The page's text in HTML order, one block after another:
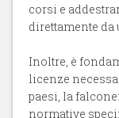
corsi e
direttamente da
Inoltre, è
licenze
paesi, la
normative